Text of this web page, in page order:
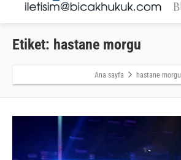
Etiket: hastane morgu
Ana sayfa hastane morgu